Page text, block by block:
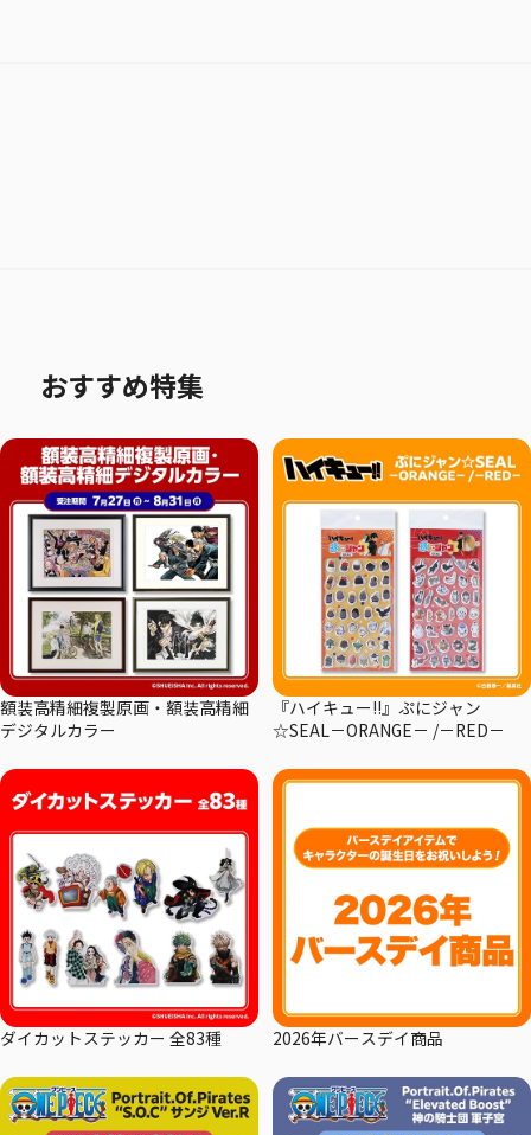
おすすめ特集
額装高精細複製原画・額装高精細
デジタルカラー
『ハイキュー!!』ぷにジャン
☆SEAL－ORANGE－ /－RED－
ダイカットステッカー 全83種 2026年バースデイ商品